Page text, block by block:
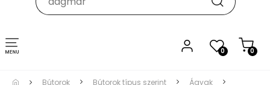
0 0
Toggle
navigation
Bútorok Bútorok típus szerint
Ágyak